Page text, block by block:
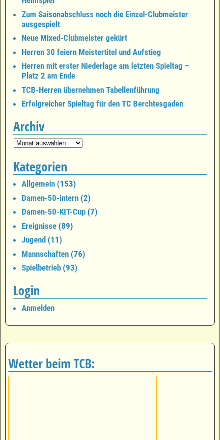
Zum Saisonabschluss noch die Einzel-Clubmeister
ausgespielt
Neue Mixed-Clubmeister gekürt
Herren 30 feiern Meistertitel und Aufstieg
Herren mit erster Niederlage am letzten Spieltag –
Platz 2 am Ende
TCB-Herren übernehmen Tabellenführung
Erfolgreicher Spieltag für den TC Berchtesgaden
Archiv
Kategorien
Allgemein (153)
Damen-50-intern (2)
Damen-50-KIT-Cup (7)
Ereignisse (89)
Jugend (11)
Mannschaften (76)
Spielbetrieb (93)
Login
Anmelden
Wetter beim TCB: